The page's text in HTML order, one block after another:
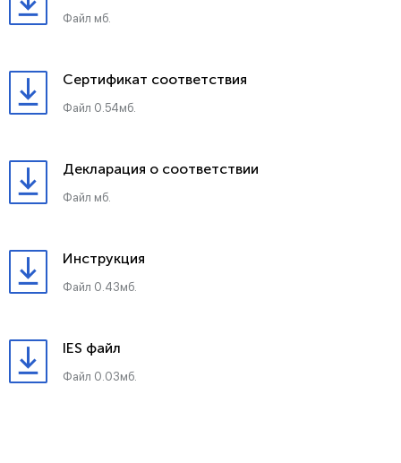
Файл мб.
Сертификат соответствия
Файл 0.54мб.
Декларация о соответствии
Файл мб.
Инструкция
Файл 0.43мб.
IES файл
Файл 0.03мб.